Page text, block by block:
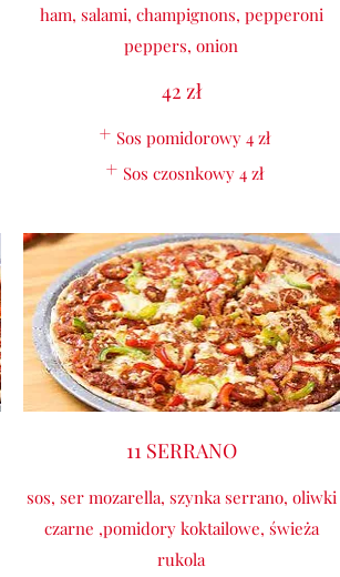
ham, salami, champignons, pepperoni
peppers, onion
42 zł
Sos pomidorowy 4 zł
Sos czosnkowy 4 zł
11 SERRANO
sos, ser mozarella, szynka serrano, oliwki
czarne ,pomidory koktailowe, świeża
rukola